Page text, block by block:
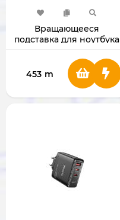
Вращающееся
подставка для ноутбука
453 m